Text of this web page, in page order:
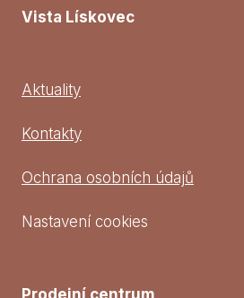
Vista Lískovec
Aktuality
Kontakty
Ochrana osobních údajů
Nastavení cookies
Prodejní centrum